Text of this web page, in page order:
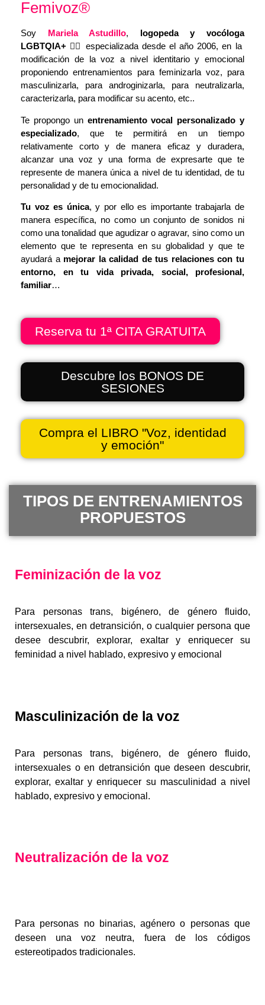
Femivoz®
Soy Mariela Astudillo, logopeda y vocóloga
LGBTQIA+ 🏳️‍🌈 especializada desde el año 2006, en la
modificación de la voz a nivel identitario y emocional
proponiendo entrenamientos para feminizarla voz, para
masculinizarla, para androginizarla, para neutralizarla,
caracterizarla, para modificar su acento, etc..
Te propongo un entrenamiento vocal personalizado y
especializado, que te permitirá en un tiempo
relativamente corto y de manera eficaz y duradera,
alcanzar una voz y una forma de expresarte que te
represente de manera única a nivel de tu identidad, de tu
personalidad y de tu emocionalidad.
Tu voz es única, y por ello es importante trabajarla de
manera específica, no como un conjunto de sonidos ni
como una tonalidad que agudizar o agravar, sino como un
elemento que te representa en su globalidad y que te
ayudará a mejorar la calidad de tus relaciones con tu
entorno, en tu vida privada, social, profesional,
familiar…
Reserva tu 1ª CITA GRATUITA
Descubre los BONOS DE
SESIONES
Compra el LIBRO "Voz, identidad
y emoción"
TIPOS DEENTRENAMIENTOS
PROPUESTOS
Feminización de la voz
Para personas trans, bigénero, de género fluido,
intersexuales, en detransición, o cualquier persona que
desee descubrir, explorar, exaltar y enriquecer su
feminidad a nivel hablado, expresivo y emocional
Masculinización de la voz
Para personas trans, bigénero, de género fluido,
intersexuales o en detransición que deseen descubrir,
explorar, exaltar y enriquecer su masculinidad a nivel
hablado, expresivo y emocional.
Neutralización de la voz
Para personas no binarias, agénero o personas que
deseen una voz neutra, fuera de los códigos
estereotipados tradicionales.